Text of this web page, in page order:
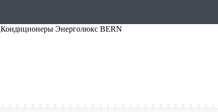
Кондиционеры Энерголюкс BERN